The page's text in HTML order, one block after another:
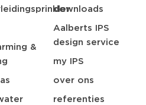
&
downloads
Aalberts IPS
design service
my IPS
over ons
referenties